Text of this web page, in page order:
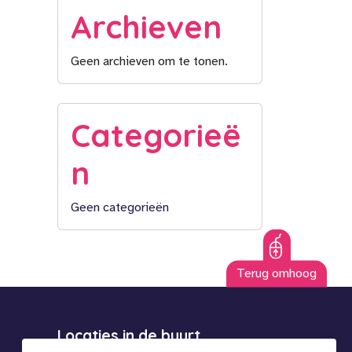
Archieven
Geen archieven om te tonen.
Categorieë
n
Geen categorieën
Terug omhoog
Locaties in de buurt